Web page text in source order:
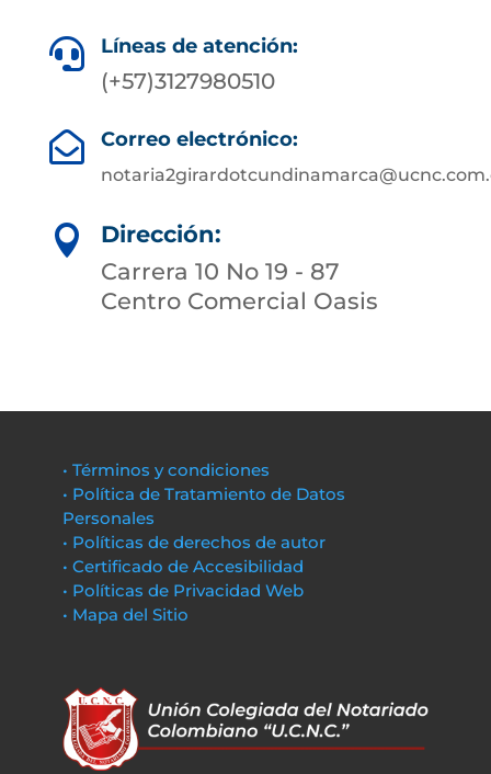
 Líneas de atención:
(+57)3127980510
 Correo electrónico:

Dirección:
Carrera 10 No 19 - 87
Centro Comercial Oasis
• Términos y condiciones
• Política de Tratamiento de Datos
Personales
• Políticas de derechos de autor
• Certificado de Accesibilidad
• Políticas de Privacidad Web
• Mapa del Sitio